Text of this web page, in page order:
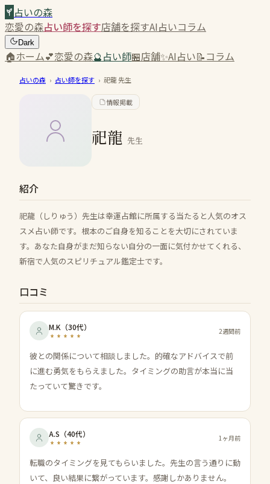
占いの森
恋愛の森占い師を探す店舗を探すAI占いコラム
Dark
🏠ホーム💕恋愛の森🔮占い師🏪店舗✨AI占い📝コラム
占いの森 › 占い師を探す › 祀龍先生
情報掲載
祀龍 先生
紹介
祀龍（しりゅう）先生は幸運占館に所属する当たると人気のオス
スメ占い師です。根本のご自身を知ることを大切にされていま
す。あなた自身がまだ知らない自分の一面に気付かせてくれる、
新宿で人気のスピリチュアル鑑定士です。
口コミ
M.K （30代） 2週間前
彼との関係について相談しました。的確なアドバイスで前
に進む勇気をもらえました。タイミングの助言が本当に当
たっていて驚きです。
A.S （40代） 1ヶ月前
転職のタイミングを見てもらいました。先生の言う通りに動
いて、良い結果に繋がっています。感謝しかありません。